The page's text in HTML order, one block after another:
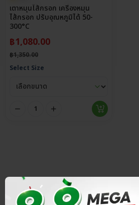
เตาหมุนไส้กรอก เครื่องหมุน
ไส้กรอก ปรับอุณหภูมิได้ 50-
300°C
฿1,080.00
฿1,350.00
Select Size